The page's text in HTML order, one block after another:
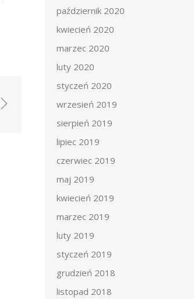
październik 2020
kwiecień 2020
marzec 2020
luty 2020
styczeń 2020
wrzesień 2019
sierpień 2019
lipiec 2019
czerwiec 2019
maj 2019
kwiecień 2019
marzec 2019
luty 2019
styczeń 2019
grudzień 2018
listopad 2018